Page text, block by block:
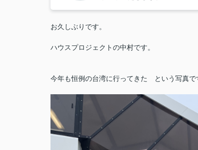
お久しぶりです。
ハウスプロジェクトの中村です。
今年も恒例の台湾に行ってきた という写真で